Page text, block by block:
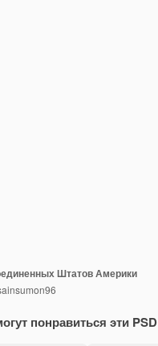
Штатов Америки
понравиться эти PSD